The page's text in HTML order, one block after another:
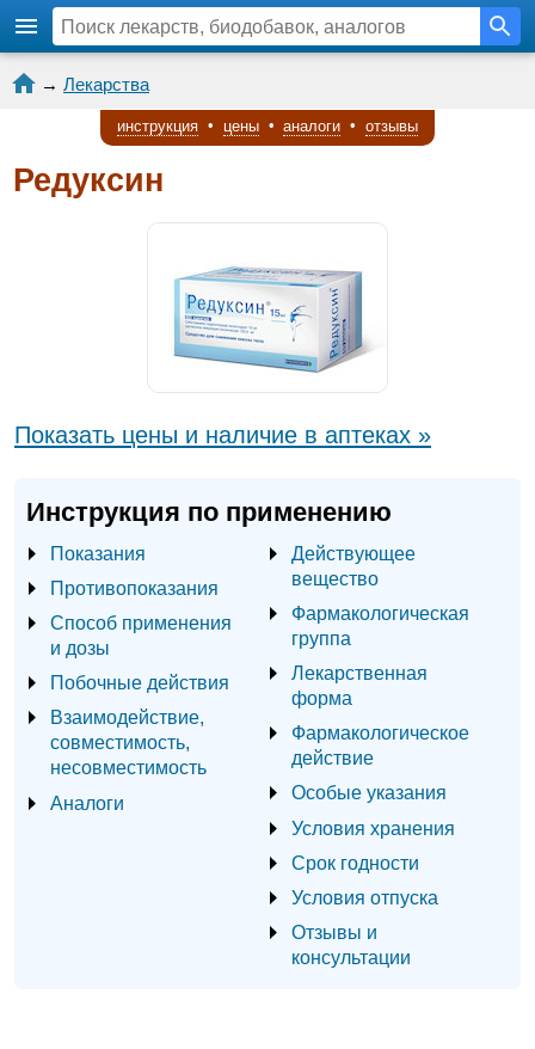
→ Лекарства
инструкция • цены • аналоги • отзывы
Редуксин
Показать цены и наличие в аптеках »
Инструкция по применению
Показания
Противопоказания
Способ применения
и дозы
Побочные действия
Взаимодействие,
совместимость,
несовместимость
Аналоги
Действующее
вещество
Фармакологическая
группа
Лекарственная
форма
Фармакологическое
действие
Особые указания
Условия хранения
Срок годности
Условия отпуска
Отзывы и
консультации